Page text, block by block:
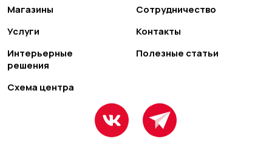
Магазины
Услуги
Интерьерные
решения
Схема центра
Сотрудничество
Контакты
Полезные статьи